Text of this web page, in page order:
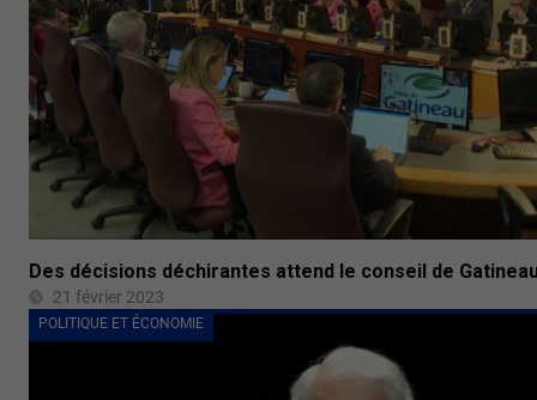
Des décisions déchirantes attend le conseil de
21 février 2023
POLITIQUE ET ÉCONOMIE